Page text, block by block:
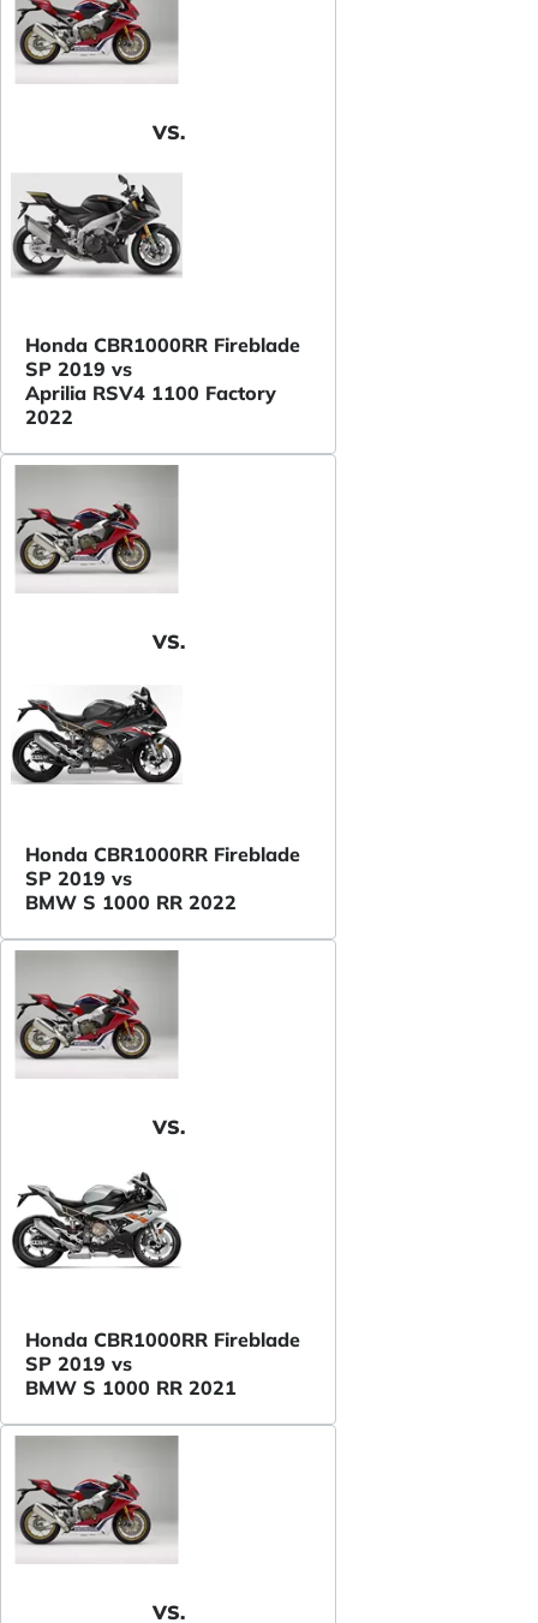
VS.
Honda CBR1000RR Fireblade
SP 2019 vs
Aprilia RSV4 1100 Factory
2022
VS.
Honda CBR1000RR Fireblade
SP 2019 vs
BMW S 1000 RR 2022
VS.
Honda CBR1000RR Fireblade
SP 2019 vs
BMW S 1000 RR 2021
VS.